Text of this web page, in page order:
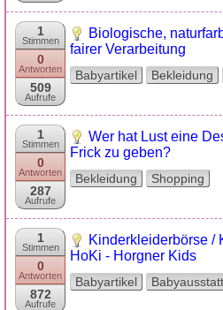
1
Stimmen
0
Antworten
509
Aufrufe
Biologische,
fairer Verarbeitung
Babyartikel Bekleidung
1
Stimmen
0
Antworten
287
Aufrufe
Wer hat Lust eine
Frick zu geben?
Bekleidung Shopping
1
Stimmen
0
Antworten
872
Aufrufe
Kinderkleiderbörse /
HoKi - Horgner Kids
Babyartikel